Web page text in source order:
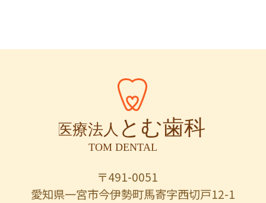
〒491-0051
愛知県一宮市今伊勢町馬寄字西切戸12-1